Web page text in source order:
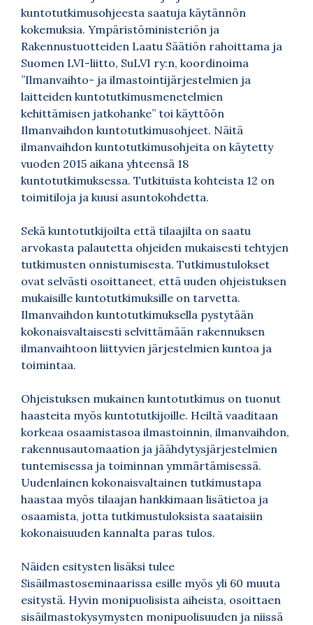
kuntotutkimusohjeesta saatuja käytännön
kokemuksia. Ympäristöministeriön ja
Rakennustuotteiden Laatu Säätiön rahoittama ja
Suomen LVI-liitto, SuLVI ry:n, koordinoima
”Ilmanvaihto- ja ilmastointijärjestelmien ja
laitteiden kuntotutkimusmenetelmien
kehittämisen jatkohanke” toi käyttöön
Ilmanvaihdon kuntotutkimusohjeet. Näitä
ilmanvaihdon kuntotutkimusohjeita on käytetty
vuoden 2015 aikana yhteensä 18
kuntotutkimuksessa. Tutkituista kohteista 12 on
toimitiloja ja kuusi asuntokohdetta.
Sekä kuntotutkijoilta että tilaajilta on saatu
arvokasta palautetta ohjeiden mukaisesti tehtyjen
tutkimusten onnistumisesta. Tutkimustulokset
ovat selvästi osoittaneet, että uuden ohjeistuksen
mukaisille kuntotutkimuksille on tarvetta.
Ilmanvaihdon kuntotutkimuksella pystytään
kokonaisvaltaisesti selvittämään rakennuksen
ilmanvaihtoon liittyvien järjestelmien kuntoa ja
toimintaa.
Ohjeistuksen mukainen kuntotutkimus on tuonut
haasteita myös kuntotutkijoille. Heiltä vaaditaan
korkeaa osaamistasoa ilmastoinnin, ilmanvaihdon,
rakennusautomaation ja jäähdytysjärjestelmien
tuntemisessa ja toiminnan ymmärtämisessä.
Uudenlainen kokonaisvaltainen tutkimustapa
haastaa myös tilaajan hankkimaan lisätietoa ja
osaamista, jotta tutkimustuloksista saataisiin
kokonaisuuden kannalta paras tulos.
Näiden esitysten lisäksi tulee
Sisäilmastoseminaarissa esille myös yli 60 muuta
esitystä. Hyvin monipuolisista aiheista, osoittaen
sisäilmastokysymysten monipuolisuuden ja niissä